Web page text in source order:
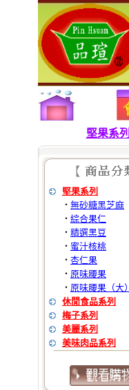
堅果系列
堅果系列
‧ 無砂糖黑芝麻
‧ 綜合果仁
‧ 精選黑豆
‧ 蜜汁核桃
‧ 杏仁果
‧ 原味腰果
‧ 原味腰果（大）
休閒食品系列
梅子系列
美麗系列
美味肉品系列